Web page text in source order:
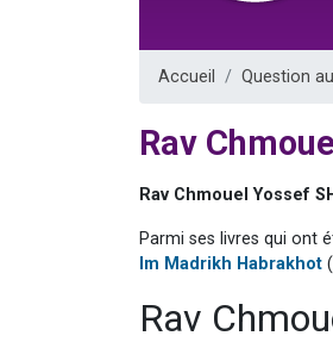
Accueil Question
Rav
Rav Chmouel Yossef
Parmi ses livres qui ont
Im Madrikh Habrakhot
Rav